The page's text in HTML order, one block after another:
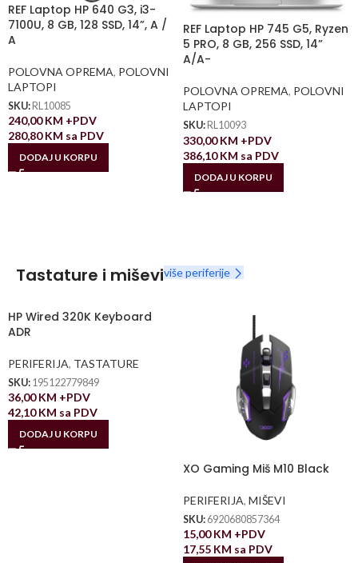
REF Laptop HP 640 G3, i3-
7100U, 8 GB, 128 SSD, 14”, A /
A
POLOVNA OPREMA, POLOVNI
LAPTOPI
SKU: RL10085
240,00KM +PDV
280,80KM sa PDV
DODAJ U KORPU
REF Laptop HP 745 G5, Ryzen
5 PRO, 8 GB, 256 SSD, 14”
A/A-
POLOVNA OPREMA, POLOVNI
LAPTOPI
SKU: RL10093
330,00KM +PDV
386,10KM sa PDV
DODAJ U KORPU
Tastature i miševiviše periferije
HP Wired 320K Keyboard
ADR
PERIFERIJA, TASTATURE
SKU: 195122779849
36,00KM +PDV
42,10KM sa PDV
DODAJ U KORPU
XO Gaming Miš M10 Black
PERIFERIJA, MIŠEVI
SKU: 6920680857364
15,00KM +PDV
17,55 KM sa PDV